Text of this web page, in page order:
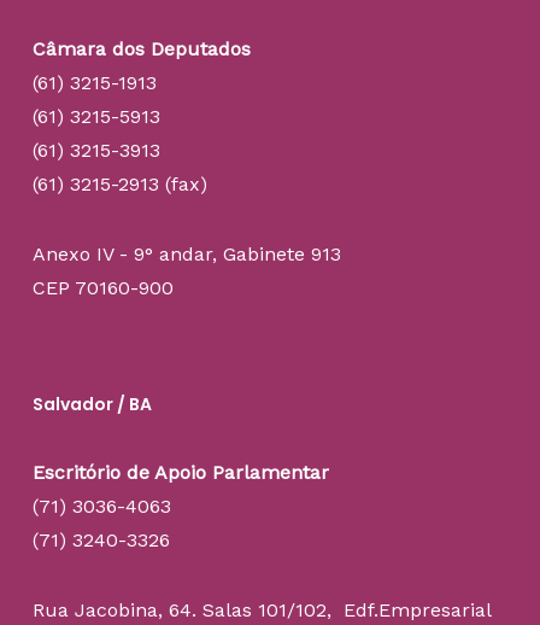
Câmara dos Deputados
(61) 3215-1913
(61) 3215-5913
(61) 3215-3913
(61) 3215-2913 (fax)
Anexo IV - 9° andar, Gabinete 913
CEP 70160-900
Salvador / BA
Escritório de Apoio Parlamentar
(71) 3036-4063
(71) 3240-3326
Rua Jacobina, 64. Salas 101/102, Edf.Empresarial